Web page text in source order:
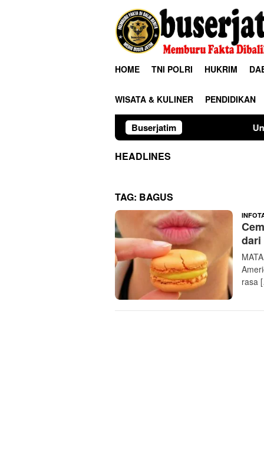
HOME TNI POLRI HUKRIM
WISATA & KULINER PENDIDIKAN
Buserjatim Universitas
HEADLINES
TAG: BAGUS
dari
rasa